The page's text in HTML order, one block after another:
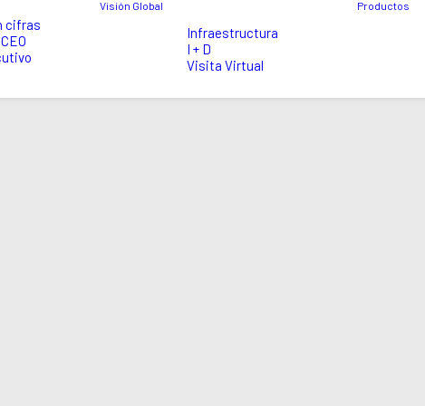
cifras
Visión Global
Infraestructura
I + D
Visita Virtual
Productos